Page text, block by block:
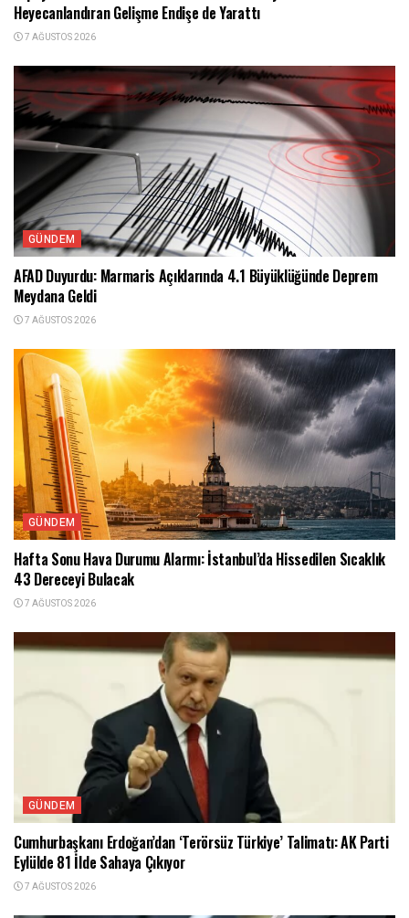
Heyecanlandıran Gelişme Endişe de Yarattı
7 AĞUSTOS 2026
GÜNDEM
AFAD Duyurdu: Marmaris Açıklarında 4.1 Büyüklüğünde Deprem
Meydana Geldi
7 AĞUSTOS 2026
GÜNDEM
Hafta Sonu Hava Durumu Alarmı: İstanbul’da Hissedilen Sıcaklık
43 Dereceyi Bulacak
7 AĞUSTOS 2026
GÜNDEM
Cumhurbaşkanı Erdoğan’dan ‘Terörsüz Türkiye’ Talimatı: AK Parti
Eylülde 81 İlde Sahaya Çıkıyor
7 AĞUSTOS 2026